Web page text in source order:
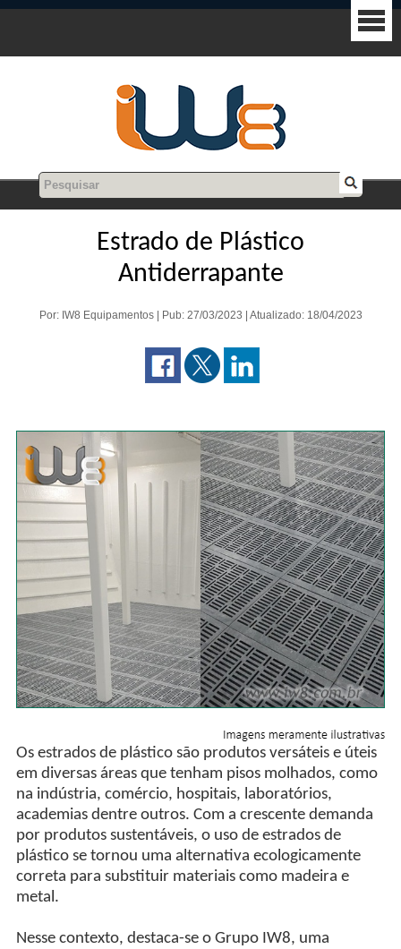
Estrado de Plástico
Antiderrapante
Por: IW8 Equipamentos | Pub: 27/03/2023 | Atualizado: 18/04/2023
Os estrados de plástico são produtos versáteis e úteis
em diversas áreas que tenham pisos molhados, como
na indústria, comércio, hospitais, laboratórios,
academias dentre outros. Com a crescente demanda
por produtos sustentáveis, o uso de estrados de
plástico se tornou uma alternativa ecologicamente
correta para substituir materiais como madeira e
metal.
Nesse contexto, destaca-se o Grupo IW8, uma